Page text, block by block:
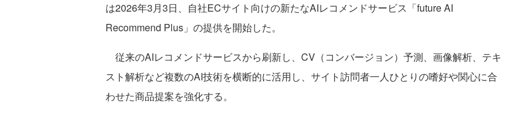
は2026年3月3日、自社ECサイト向けの新たなAIレコメンドサービス「future AI
Recommend Plus」の提供を開始した。
従来のAIレコメンドサービスから刷新し、CV（コンバージョン）予測、画像解析、テキ
スト解析など複数のAI技術を横断的に活用し、サイト訪問者一人ひとりの嗜好や関心に合
わせた商品提案を強化する。